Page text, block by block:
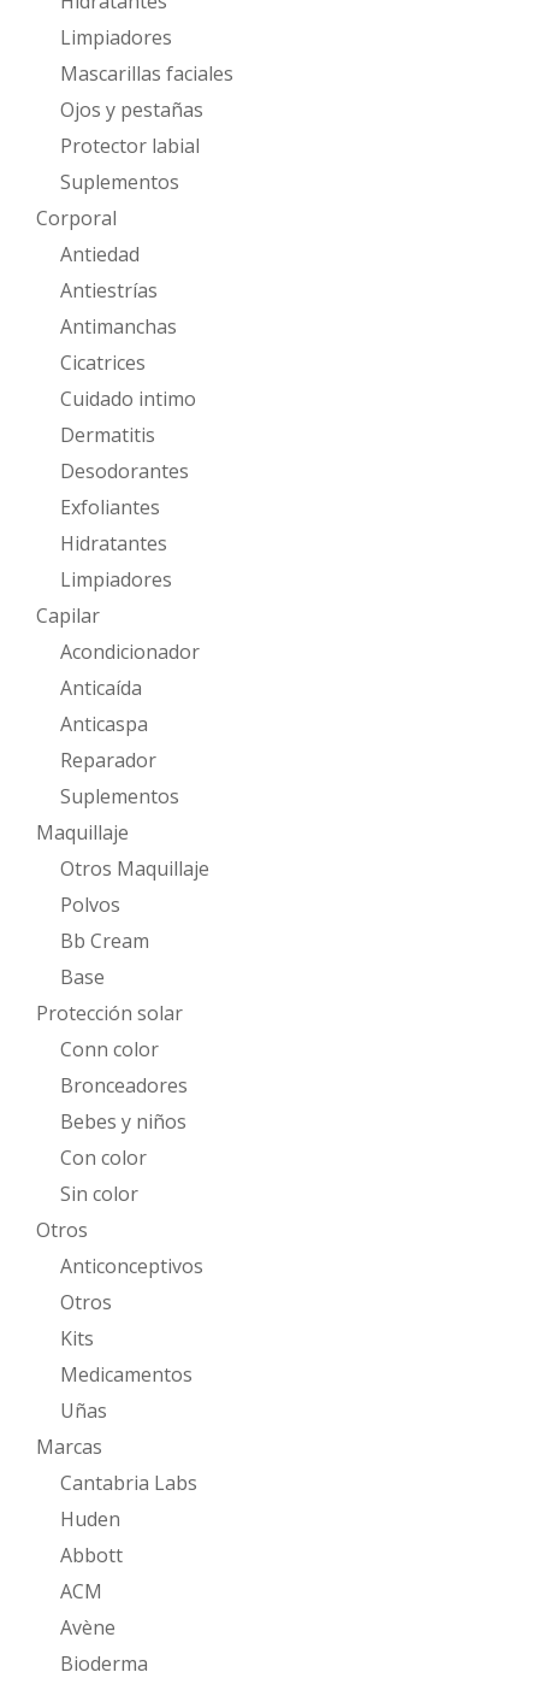
Limpiadores
Mascarillas faciales
Ojos y pestañas
Protector labial
Suplementos
Corporal
Antiedad
Antiestrías
Antimanchas
Cicatrices
Cuidado intimo
Dermatitis
Desodorantes
Exfoliantes
Hidratantes
Limpiadores
Capilar
Acondicionador
Anticaída
Anticaspa
Reparador
Suplementos
Maquillaje
Otros Maquillaje
Polvos
Bb Cream
Base
Protección solar
Conn color
Bronceadores
Bebes y niños
Con color
Sin color
Otros
Anticonceptivos
Otros
Kits
Medicamentos
Uñas
Marcas
Cantabria Labs
Huden
Abbott
ACM
Avène
Bioderma